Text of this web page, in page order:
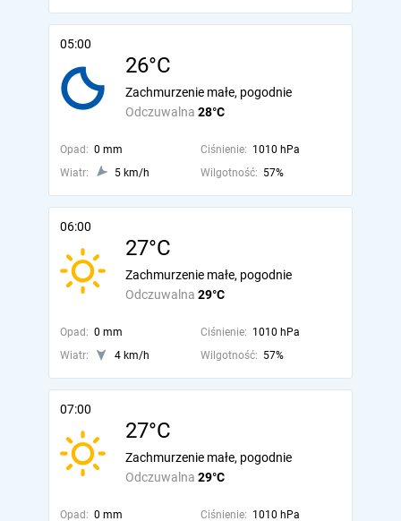
05:00
26°C
Odczuwalna 28°C
Zachmurzenie małe, pogodnie
Opad: 0 mm Ciśnienie: 1010 hPa
Wiatr:
5 km/h Wilgotność: 57%
06:00
27°C
Odczuwalna 29°C
Zachmurzenie małe, pogodnie
Opad: 0 mm Ciśnienie: 1010 hPa
Wiatr:
4 km/h Wilgotność: 57%
07:00
27°C
Odczuwalna 29°C
Zachmurzenie małe, pogodnie
Opad: 0 mm Ciśnienie: 1010 hPa